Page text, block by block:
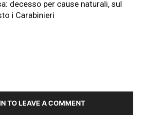
decesso per cause naturali, sul
i Carabinieri
TO LEAVE A COMMENT